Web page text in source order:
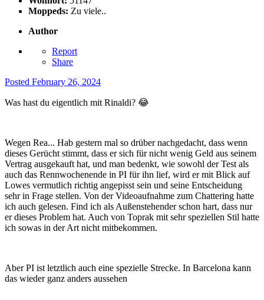
Moppeds: Zu viele..
Author
Report
Share
Posted February 26, 2024
Was hast du eigentlich mit Rinaldi? 😂
Wegen Rea... Hab gestern mal so drüber nachgedacht, dass wenn
dieses Gerücht stimmt, dass er sich für nicht wenig Geld aus seinem
Vertrag ausgekauft hat, und man bedenkt, wie sowohl der Test als
auch das Rennwochenende in PI für ihn lief, wird er mit Blick auf
Lowes vermutlich richtig angepisst sein und seine Entscheidung
sehr in Frage stellen. Von der Videoaufnahme zum Chattering hatte
ich auch gelesen. Find ich als Außenstehender schon hart, dass nur
er dieses Problem hat. Auch von Toprak mit sehr speziellen Stil hatte
ich sowas in der Art nicht mitbekommen.
Aber PI ist letztlich auch eine spezielle Strecke. In Barcelona kann
das wieder ganz anders aussehen